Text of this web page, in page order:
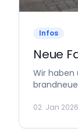
Infos
Neue
Wir haben
02. Jan 2026